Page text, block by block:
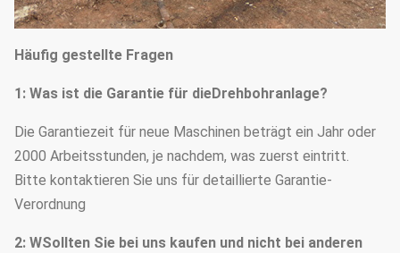
Häufig gestellte Fragen
1 : Was ist die Garantie für dieDrehbohranlage?
Die Garantiezeit für neue Maschinen beträgt ein Jahr oder
2000 Arbeitsstunden, je nachdem, was zuerst eintritt.
Bitte kontaktieren Sie uns für detaillierte Garantie-
Verordnung
2: WSollten Sie bei uns kaufen und nicht bei anderen